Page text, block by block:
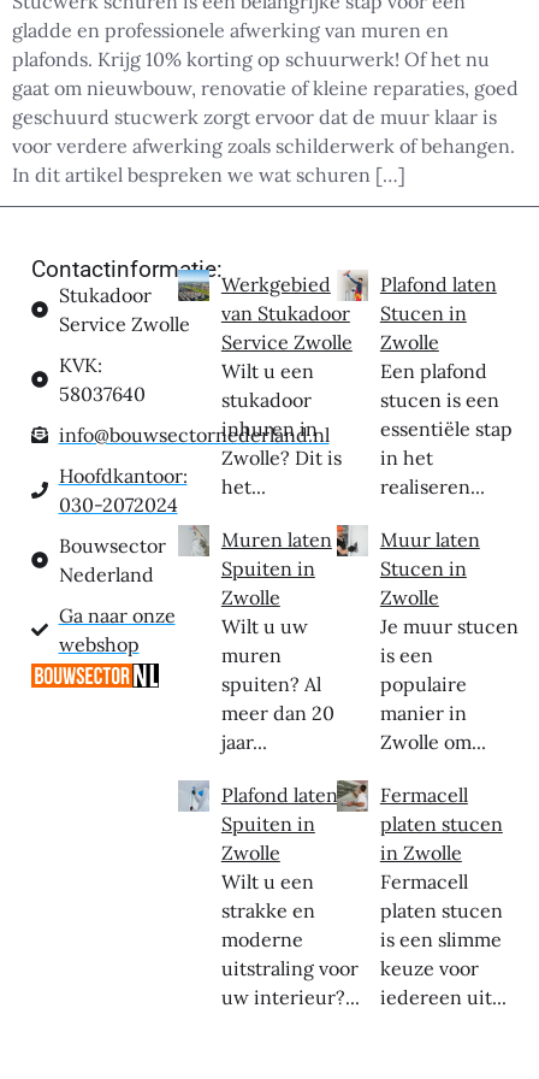
gladde en professionele afwerking van muren en
plafonds. Krijg 10% korting op schuurwerk! Of het nu
gaat om nieuwbouw, renovatie of kleine reparaties, goed
geschuurd stucwerk zorgt ervoor dat de muur klaar is
voor verdere afwerking zoals schilderwerk of behangen.
In dit artikel bespreken we wat schuren […]
Contactinformatie:
Stukadoor
Service Zwolle
KVK:
58037640
info@bouwsectornederland.nl
Hoofdkantoor:
030-2072024
Bouwsector
Nederland
Ga naar onze
webshop
Werkgebied
van Stukadoor
Service Zwolle
Wilt u een
stukadoor
inhuren in
Zwolle? Dit is
het...
Muren laten
Spuiten in
Zwolle
Wilt u uw
muren
spuiten? Al
meer dan 20
jaar...
Plafond laten
Spuiten in
Zwolle
Wilt u een
strakke en
moderne
uitstraling voor
uw interieur?...
Plafond laten
Stucen in
Zwolle
Een plafond
stucen is een
essentiële stap
in het
realiseren...
Muur laten
Stucen in
Zwolle
Je muur stucen
is een
populaire
manier in
Zwolle om...
Fermacell
platen stucen
in Zwolle
Fermacell
platen stucen
is een slimme
keuze voor
iedereen uit...